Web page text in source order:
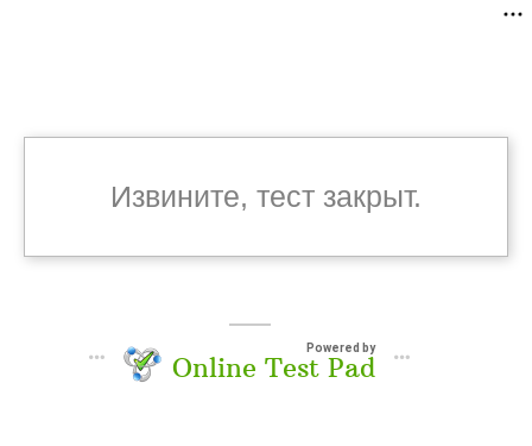
Извините, тест закрыт.
Powered by
Online Test Pad